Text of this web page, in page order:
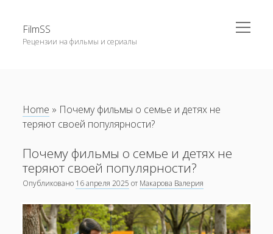
FilmSS
Рецензии на фильмы и сериалы
открыть
меню
Обзор фильмов на Каннском кинофестивале 2025
года
Home » Почему фильмы о семье и детях не
теряют своей популярности?
Почему фильмы о семье и детях не
теряют своей популярности?
Опубликовано 16 апреля 2025 от Макарова Валерия